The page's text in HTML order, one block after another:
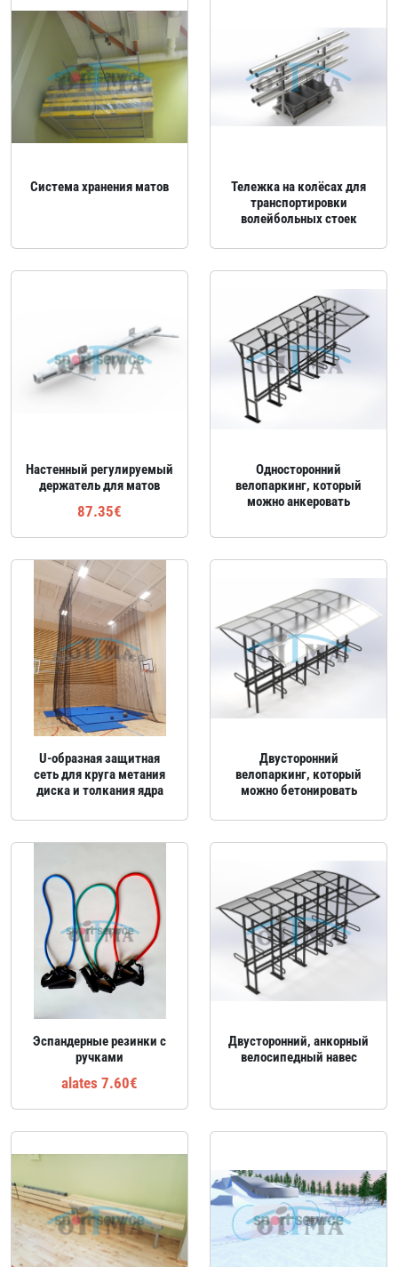
Система хранения матов
Тележка на колёсах для
транспортировки
волейбольных стоек
Настенный регулируемый
держатель для матов
87.35€
Односторонний
велопаркинг, который
можно анкеровать
U‑образная защитная
сеть для круга метания
диска и толкания ядра
Двусторонний
велопаркинг, который
можно бетонировать
Эспандерные резинки с
ручками
alates 7.60€
Двусторонний, анкорный
велосипедный навес